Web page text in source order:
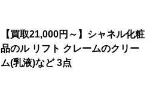
【買取21,000円～】シャネル化粧
品のル リフト クレームのクリー
ム(乳液)など 3点